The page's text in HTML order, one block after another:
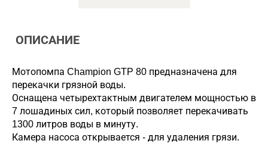
ОПИСАНИЕ
Мотопомпа Champion GTP 80 предназначена для
перекачки грязной воды.
Оснащена четырехтактным двигателем мощностью в
7 лошадиных сил, который позволяет перекачивать
1300 литров воды в минуту.
Камера насоса открывается - для удаления грязи.